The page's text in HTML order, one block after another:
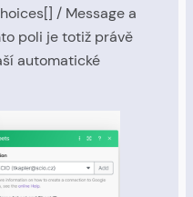
/ Message a
poli je totiž právě
automatické